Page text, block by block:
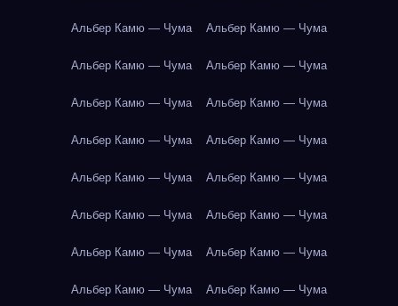
Альбер Камю — Чума Альбер Камю — Чума
Альбер Камю — Чума Альбер Камю — Чума
Альбер Камю — Чума Альбер Камю — Чума
Альбер Камю — Чума Альбер Камю — Чума
Альбер Камю — Чума Альбер Камю — Чума
Альбер Камю — Чума Альбер Камю — Чума
Альбер Камю — Чума Альбер Камю — Чума
Альбер Камю — Чума Альбер Камю — Чума